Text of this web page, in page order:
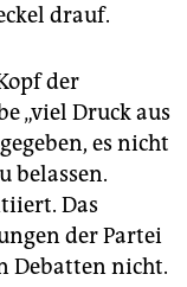
drauf.
der
„viel Druck aus
es nicht
belassen.
Das
der Partei
Debatten nicht.